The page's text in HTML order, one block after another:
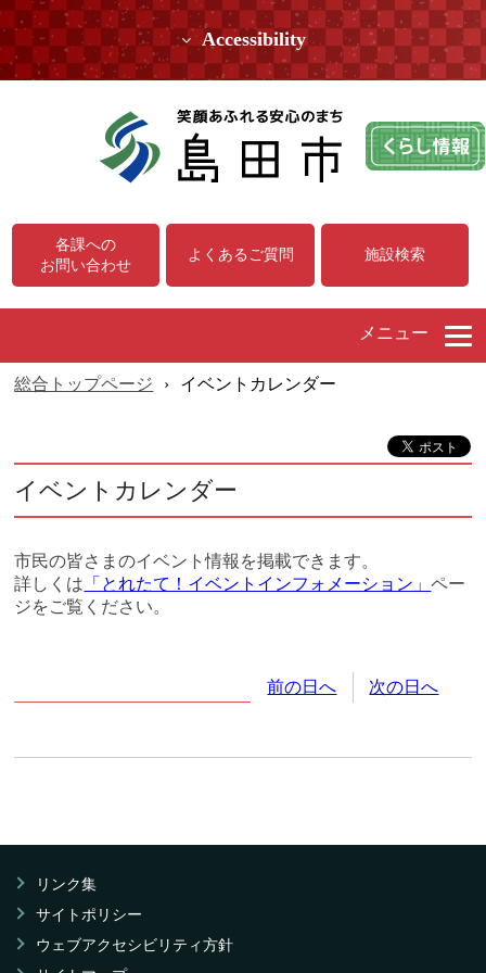
Accessibility
各課への
お問い合わせ
よくあるご質問 施設検索
メニュー
総合トップページ › イベントカレンダー
イベントカレンダー
市民の皆さまのイベント情報を掲載できます。
詳しくは 「とれたて！イベントインフォメーション」ペー
ジをご覧ください。
前の日へ 次の日へ
リンク集
サイトポリシー
ウェブアクセシビリティ方針